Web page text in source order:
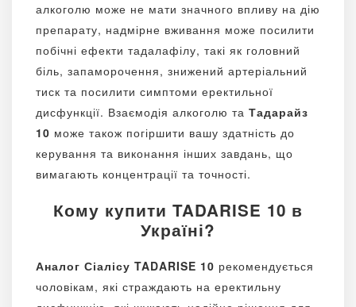
алкоголю може не мати значного впливу на дію
препарату, надмірне вживання може посилити
побічні ефекти тадалафілу, такі як головний
біль, запаморочення, знижений артеріальний
тиск та посилити симптоми еректильної
дисфункції. Взаємодія алкоголю та Тадарайз
10 може також погіршити вашу здатність до
керування та виконання інших завдань, що
вимагають концентрації та точності.
Кому купити TADARISE 10 в
Україні?
Аналог Сіалісу TADARISE 10 рекомендується
чоловікам, які страждають на еректильну